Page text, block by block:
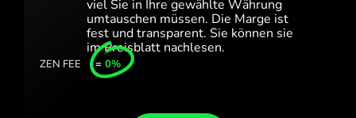
International (English)
viel Sie in Ihre gewählte Währung
umtauschen müssen. Die Marge ist
fest und transparent. Sie können sie
im Preisblatt nachlesen.
ZEN FEE = 0%